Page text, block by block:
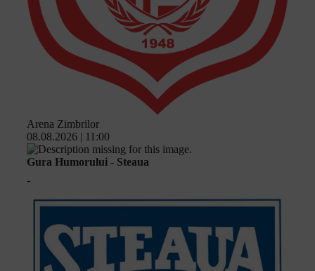
Arena Zimbrilor
08.08.2026 | 11:00
Gura Humorului - Steaua
-